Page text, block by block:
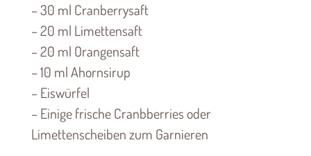
– 30 ml Cranberrysaft
– 20 ml Limettensaft
– 20 ml Orangensaft
– 10 ml Ahornsirup
– Eiswürfel
– Einige frische Cranbberries oder
Limettenscheiben zum Garnieren